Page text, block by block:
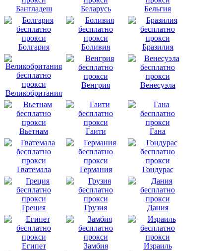
Бангладеш Беларусь Бельгия
Болгария Боливия Бразилия
Великобритания
Венгрия Венесуэла
Вьетнам Гаити Гана
Гватемала Германия Гондурас
Греция Грузия Дания
Египет Замбия Израиль